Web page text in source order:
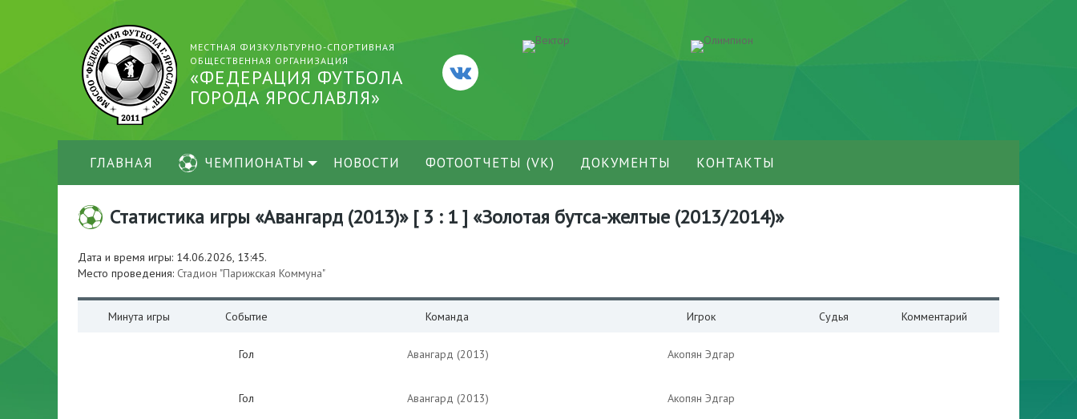
МЕСТНАЯ ФИЗКУЛЬТУРНО-СПОРТИВНАЯ
ОБЩЕСТВЕННАЯ ОРГАНИЗАЦИЯ
«ФЕДЕРАЦИЯ ФУТБОЛА
ГОРОДА ЯРОСЛАВЛЯ»
ГЛАВНАЯ ЧЕМПИОНАТЫ НОВОСТИ ФОТООТЧЕТЫ (VK) ДОКУМЕНТЫ КОНТАКТЫ
Статистика игры «Авангард (2013)» [ 3 : 1 ] «Золотая бутса-желтые (2013/2014)»
Дата и время игры: 14.06.2026, 13:45.
Место проведения: Стадион "Парижская Коммуна"
Минута игры Событие Команда Игрок Судья Комментарий
Гол Авангард (2013) Акопян Эдгар
Гол Авангард (2013) Акопян Эдгар